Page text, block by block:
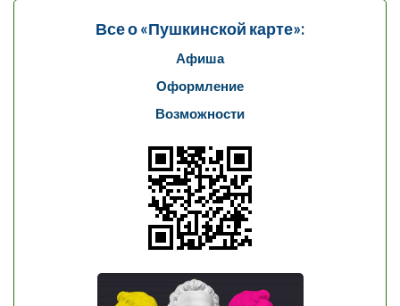
Все о «Пушкинской карте»:
Афиша
Оформление
Возможности